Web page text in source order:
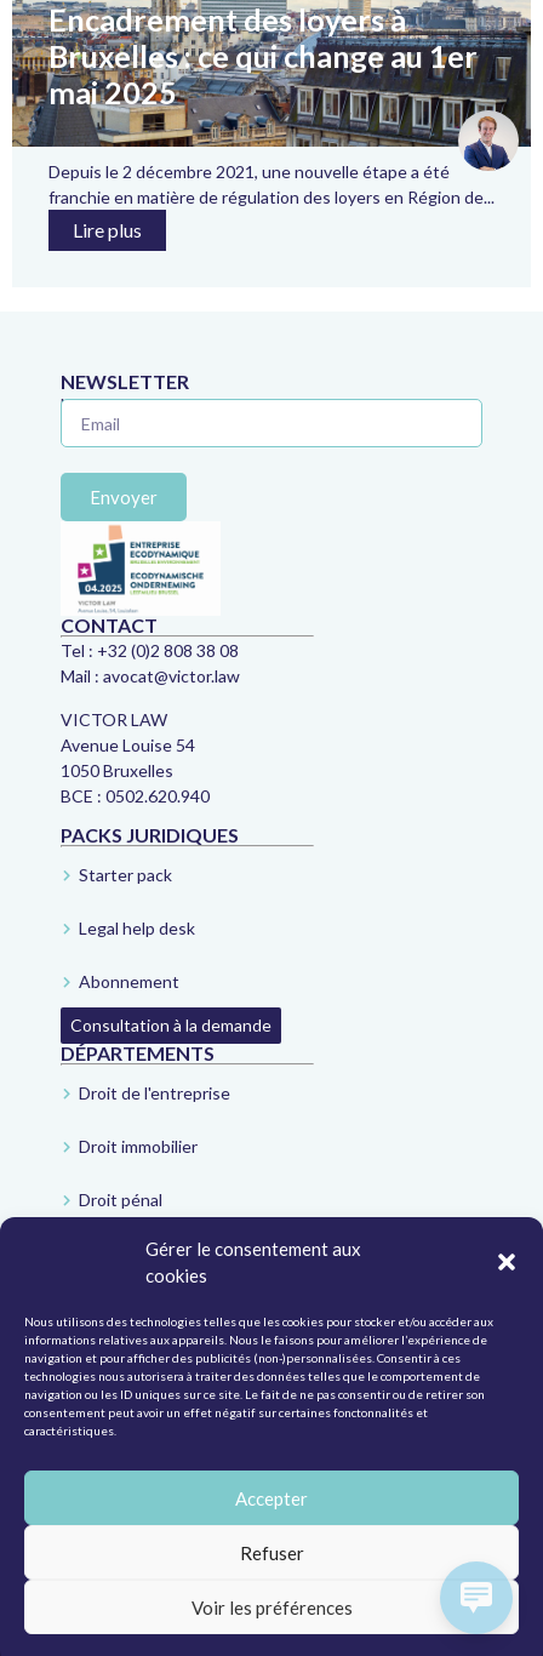
Gérer le consentement aux
cookies
Nous utilisons des technologies telles que les cookies pour stocker et/ou accéder aux
informations relatives aux appareils. Nous le faisons pour améliorer l’expérience de
navigation et pour afficher des publicités (non-)personnalisées. Consentir à ces
technologies nous autorisera à traiter des données telles que le comportement de
navigation ou les ID uniques sur ce site. Le fait de ne pas consentir ou de retirer son
consentement peut avoir un effet négatif sur certaines fonctonnalités et
caractéristiques.
Accepter
Refuser
Voir les préférences
Encadrement des loyers à
Bruxelles : ce qui change au 1er
mai 2025
Depuis le 2 décembre 2021, une nouvelle étape a été
franchie en matière de régulation des loyers en Région de...
Lire plus
NEWSLETTER
Ne manquez plus aucune astuce juridique !
Envoyer
CONTACT
Tel : +32 (0)2 808 38 08
Mail : avocat@victor.law
VICTOR LAW
Avenue Louise 54
1050 Bruxelles
BCE : 0502.620.940
PACKS JURIDIQUES
Starter pack
Legal help desk
Abonnement
Consultation à la demande
DÉPARTEMENTS
Droit de l'entreprise
Droit immobilier
Droit pénal
Droit administratif
Droit de la responsabilité civile
Droit de la circulation routière
Recouvrement de créances
Politique de protection de la vie privée CGV